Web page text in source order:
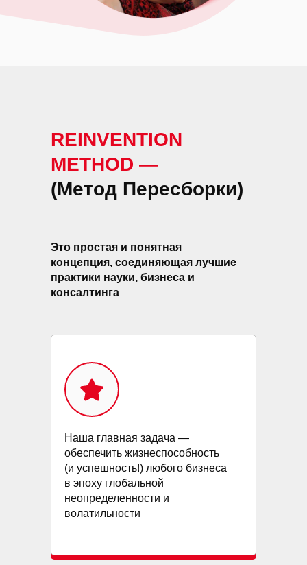
Это простая и понятная
концепция, соединяющая лучшие
практики науки, бизнеса и
консалтинга
REINVENTION
METHOD —
(Метод Пересборки)
Наша главная задача —
обеспечить жизнеспособность
(и успешность!) любого бизнеса
в эпоху глобальной
неопределенности и
волатильности